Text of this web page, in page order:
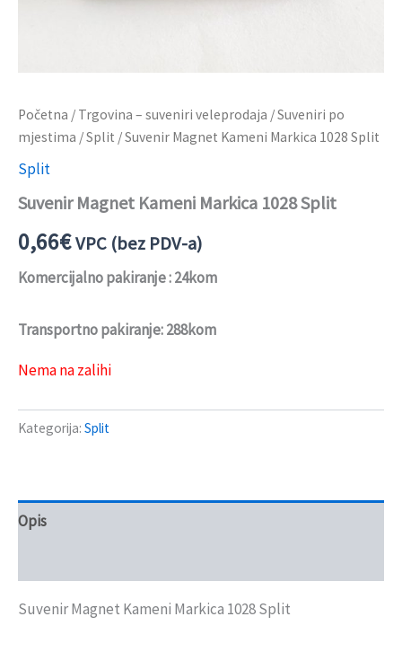
Početna / Trgovina – suveniri veleprodaja /Suveniri po
mjestima /Split / Suvenir Magnet Kameni Markica 1028 Split
Split
Suvenir Magnet Kameni Markica 1028 Split
0,66€VPC (bez PDV-a)
Komercijalno pakiranje : 24kom
Transportno pakiranje: 288kom
Nema na zalihi
Kategorija: Split
Opis
Suvenir Magnet Kameni Markica 1028 Split